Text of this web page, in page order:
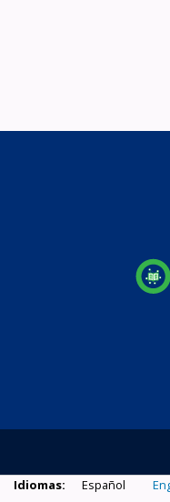
Idiomas: Español